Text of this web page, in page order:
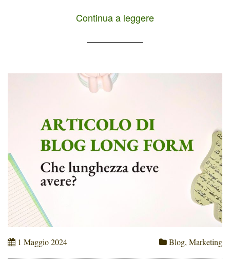
contenuto long form può contenere 800 parole,
fa a concentrarsi […]
Continua a leggere
1 Maggio 2024 Blog, Marketing